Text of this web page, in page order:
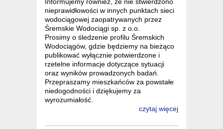
nieprawidłowości w innych punktach sieci
wodociągowej zaopatrywanych przez
Śremskie Wodociągi sp. z o.o.
Prosimy o śledzenie profilu Śremskich
Wodociągów, gdzie będziemy na bieżąco
publikować wyłącznie potwierdzone i
rzetelne informacje dotyczące sytuacji
oraz wyników prowadzonych badań.
Przepraszamy mieszkańców za powstałe
niedogodności i dziękujemy za
wyrozumiałość.
czytaj więcej